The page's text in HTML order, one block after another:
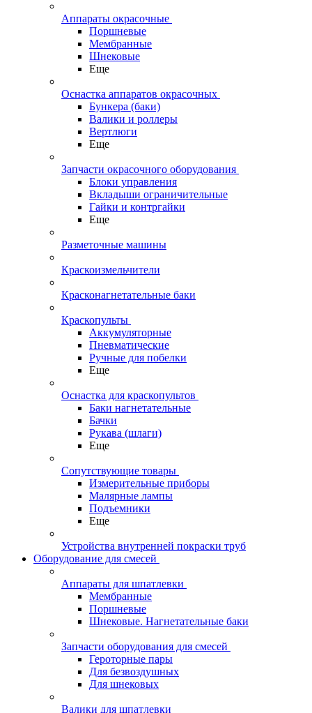
Аппараты окрасочные
Поршневые
Мембранные
Шнековые
Еще
Оснастка аппаратов окрасочных
Бункера (баки)
Валики и роллеры
Вертлюги
Еще
Запчасти окрасочного оборудования
Блоки управления
Вкладыши ограничительные
Гайки и контргайки
Еще
Разметочные машины
Краскоизмельчители
Красконагнетательные баки
Краскопульты
Аккумуляторные
Пневматические
Ручные для побелки
Еще
Оснастка для краскопультов
Баки нагнетательные
Бачки
Рукава (шлаги)
Еще
Сопутствующие товары
Измерительные приборы
Малярные лампы
Подъемники
Еще
Устройства внутренней покраски труб
Оборудование для смесей
Аппараты для шпатлевки
Мембранные
Поршневые
Шнековые. Нагнетательные баки
Запчасти оборудования для смесей
Героторные пары
Для безвоздушных
Для шнековых
Валики для шпатлевки